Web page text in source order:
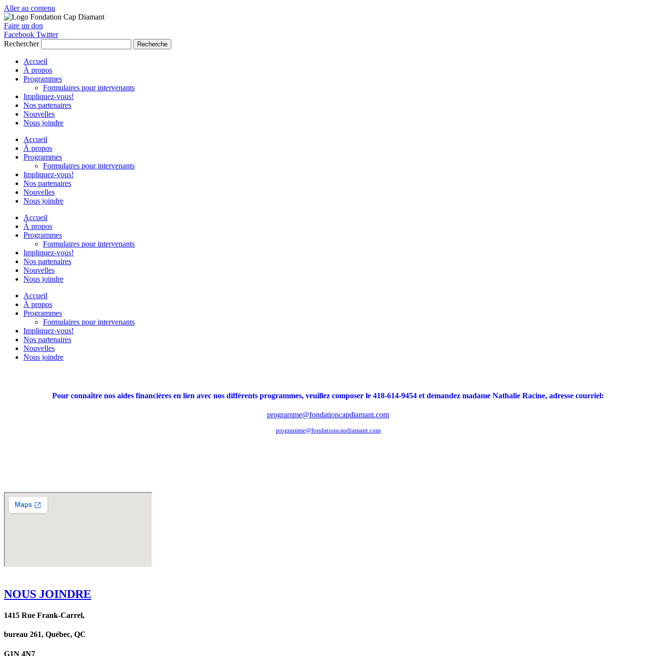
Aller au contenu
Faire un don
Facebook Twitter
Rechercher
Recherche
Accueil
À propos
Programmes
Formulaires pour intervenants
Impliquez-vous!
Nos partenaires
Nouvelles
Nous joindre
Accueil
À propos
Programmes
Formulaires pour intervenants
Impliquez-vous!
Nos partenaires
Nouvelles
Nous joindre
Accueil
À propos
Programmes
Formulaires pour intervenants
Impliquez-vous!
Nos partenaires
Nouvelles
Nous joindre
Accueil
À propos
Programmes
Formulaires pour intervenants
Impliquez-vous!
Nos partenaires
Nouvelles
Nous joindre
Pour connaître nos aides financières en lien avec nos différents programmes, veuillez composer le 418-614-9454 et demandez madame Nathalie Racine, adresse courriel:
programme@fondationcapdiamant.com
programme@fondationcapdiamant.com
NOUS JOINDRE
1415 Rue Frank-Carrel,
bureau 261, Québec, QC
G1N 4N7